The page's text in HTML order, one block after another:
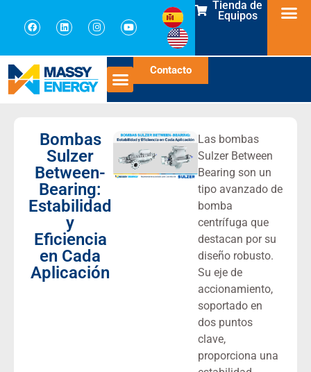
Tienda de
Equipos
Contacto
Bombas
Sulzer
Between-
Bearing:
Estabilidad
y
Eficiencia
en Cada
Aplicación
Las bombas
Sulzer Between
Bearing son un
tipo avanzado de
bomba
centrífuga que
destacan por su
diseño robusto.
Su eje de
accionamiento,
soportado en
dos puntos
clave,
proporciona una